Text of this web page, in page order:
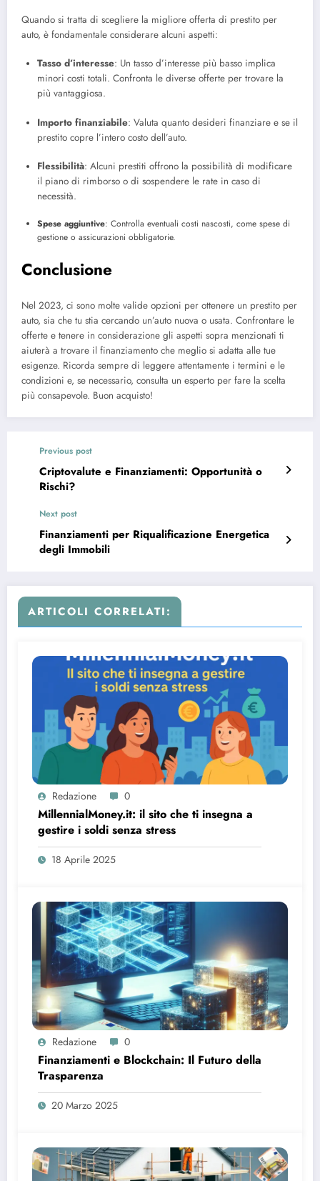
Quando si tratta di scegliere la migliore offerta di prestito per
auto, è fondamentale considerare alcuni aspetti:
Tasso d’interesse: Un tasso d’interesse più basso implica
minori costi totali. Confronta le diverse offerte per trovare la
più vantaggiosa.
Importo finanziabile: Valuta quanto desideri finanziare e se il
prestito copre l’intero costo dell’auto.
Flessibilità: Alcuni prestiti offrono la possibilità di modificare
il piano di rimborso o di sospendere le rate in caso di
necessità.
Spese aggiuntive: Controlla eventuali costi nascosti, come spese di
gestione o assicurazioni obbligatorie.
Conclusione
Nel 2023, ci sono molte valide opzioni per ottenere un prestito per
auto, sia che tu stia cercando un’auto nuova o usata. Confrontare le
offerte e tenere in considerazione gli aspetti sopra menzionati ti
aiuterà a trovare il finanziamento che meglio si adatta alle tue
esigenze. Ricorda sempre di leggere attentamente i termini e le
condizioni e, se necessario, consulta un esperto per fare la scelta
più consapevole. Buon acquisto!
Previous post
Criptovalute e Finanziamenti: Opportunità o
Rischi?
Next post
Finanziamenti per Riqualificazione Energetica
degli Immobili
ARTICOLI CORRELATI:
Redazione 0
MillennialMoney.it: il sito che ti insegna a
gestire i soldi senza stress
18 Aprile 2025
Redazione 0
Finanziamenti e Blockchain: Il Futuro della
Trasparenza
20 Marzo 2025